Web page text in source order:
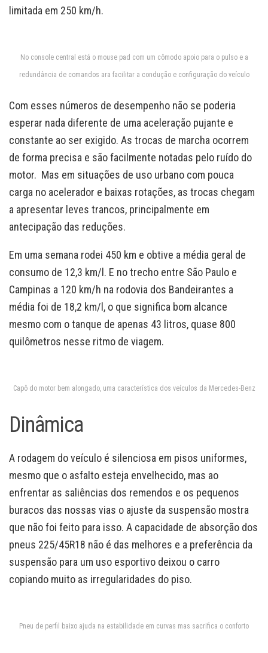
limitada em 250 km/h.
No console central está o mouse pad com um cômodo apoio para o pulso e a
redundância de comandos ara facilitar a condução e configuração do veículo
Com esses números de desempenho não se poderia
esperar nada diferente de uma aceleração pujante e
constante ao ser exigido. As trocas de marcha ocorrem
de forma precisa e são facilmente notadas pelo ruído do
motor. Mas em situações de uso urbano com pouca
carga no acelerador e baixas rotações, as trocas chegam
a apresentar leves trancos, principalmente em
antecipação das reduções.
Em uma semana rodei 450 km e obtive a média geral de
consumo de 12,3 km/l. E no trecho entre São Paulo e
Campinas a 120 km/h na rodovia dos Bandeirantes a
média foi de 18,2 km/l, o que significa bom alcance
mesmo com o tanque de apenas 43 litros, quase 800
quilômetros nesse ritmo de viagem.
Capô do motor bem alongado, uma característica dos veículos da Mercedes-Benz
Dinâmica
A rodagem do veículo é silenciosa em pisos uniformes,
mesmo que o asfalto esteja envelhecido, mas ao
enfrentar as saliências dos remendos e os pequenos
buracos das nossas vias o ajuste da suspensão mostra
que não foi feito para isso. A capacidade de absorção dos
pneus 225/45R18 não é das melhores e a preferência da
suspensão para um uso esportivo deixou o carro
copiando muito as irregularidades do piso.
Pneu de perfil baixo ajuda na estabilidade em curvas mas sacrifica o conforto